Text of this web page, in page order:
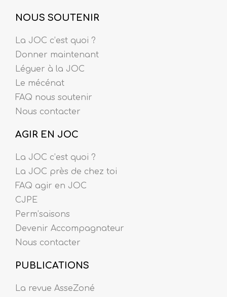
NOUS SOUTENIR
La JOC c’est quoi ?
Donner maintenant
Léguer à la JOC
Le mécénat
FAQ nous soutenir
Nous contacter
AGIR EN JOC
La JOC c’est quoi ?
La JOC près de chez toi
FAQ agir en JOC
CJPE
Perm’saisons
Devenir Accompagnateur
Nous contacter
PUBLICATIONS
La revue AsseZoné